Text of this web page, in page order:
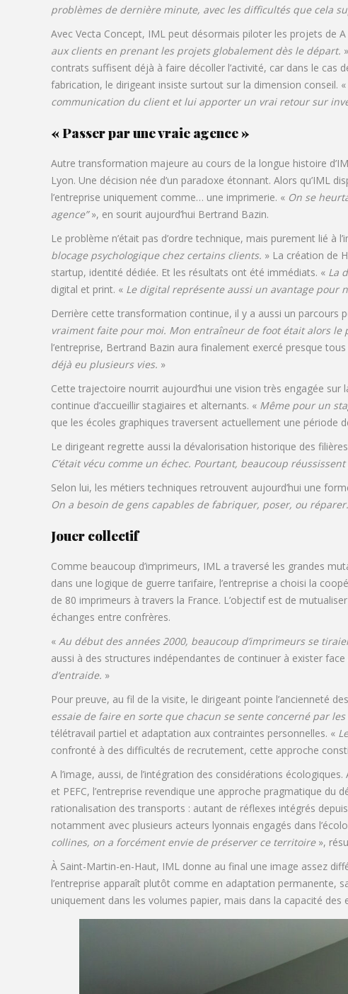
problèmes de dernière minute, avec les difficultés que cela
Avec Vecta Concept, IML peut désormais piloter les projets de
aux clients en prenant les projets globalement dès le départ.
contrats suffisent déjà à faire décoller l’activité, car dans le
fabrication, le dirigeant insiste surtout sur la dimension conseil. «
communication du client et lui apporter un vrai retour sur
« Passer par une vraie agence »
Autre transformation majeure au cours de la longue histoire
Lyon. Une décision née d’un paradoxe étonnant. Alors qu’IML
l’entreprise uniquement comme… une imprimerie. « On se
agence”», en sourit aujourd’hui Bertrand Bazin.
Le problème n’était pas d’ordre technique, mais purement lié à
blocage psychologique chez certains clients. » La création de
startup, identité dédiée. Et les résultats ont été immédiats. « La
digital et print. « Le digital représente aussi un avantage pour
Derrière cette transformation continue, il y a aussi un parcours
vraiment faite pour moi. Mon entraîneur de foot était alors le
l’entreprise, Bertrand Bazin aura finalement exercé presque
déjà eu plusieurs vies. »
Cette trajectoire nourrit aujourd’hui une vision très engagée
continue d’accueillir stagiaires et alternants. « Même pour un
que les écoles graphiques traversent actuellement une période
Le dirigeant regrette aussi la dévalorisation historique des
C’était vécu comme un échec. Pourtant, beaucoup
Selon lui, les métiers techniques retrouvent aujourd’hui une
On a besoin de gens capables de fabriquer, poser, ou réparer.
Jouer collectif
Comme beaucoup d’imprimeurs, IML a traversé les grandes
dans une logique de guerre tarifaire, l’entreprise a choisi la
de 80 imprimeurs à travers la France. L’objectif est de
échanges entre confrères.
« Au début des années 2000, beaucoup d’imprimeurs se
aussi à des structures indépendantes de continuer à exister
d’entraide. »
Pour preuve, au fil de la visite, le dirigeant pointe l’ancienneté
essaie de faire en sorte que chacun se sente concerné par
télétravail partiel et adaptation aux contraintes personnelles. «
confronté à des difficultés de recrutement, cette approche
A l’image, aussi, de l’intégration des considérations
et PEFC, l’entreprise revendique une approche pragmatique
rationalisation des transports : autant de réflexes intégrés
notamment avec plusieurs acteurs lyonnais engagés dans
collines, on a forcément envie de préserver ce territoire»,
À Saint-Martin-en-Haut, IML donne au final une image assez
l’entreprise apparaît plutôt comme en adaptation permanente,
uniquement dans les volumes papier, mais dans la capacité